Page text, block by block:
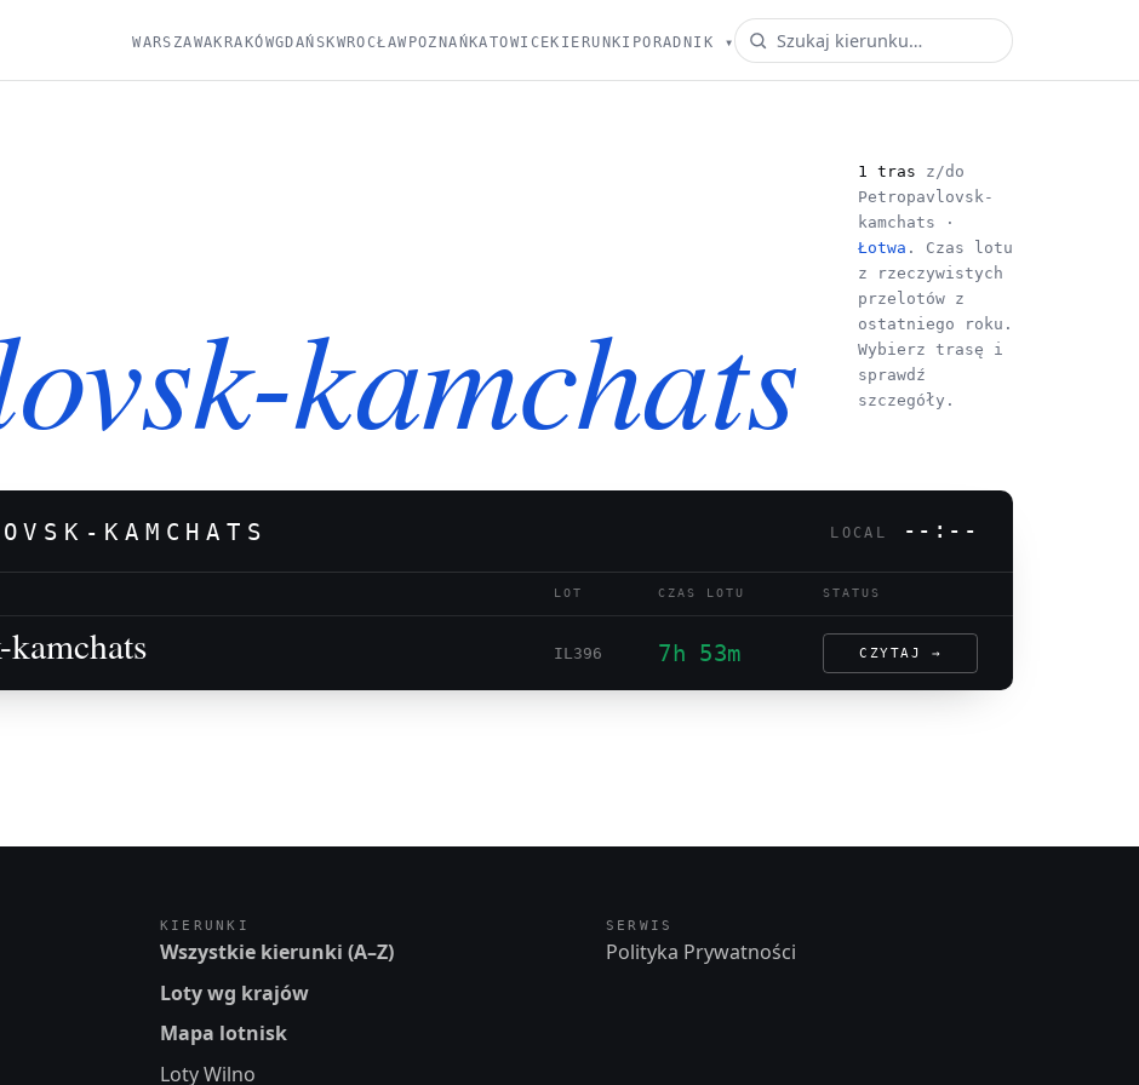
WARSZAWAKRAKÓWGDAŃSKWROCŁAW POZNAŃKATOWICEKIERUNKI PORADNIK ▾
kamchats
1 tras z/do
Petropavlovsk-
kamchats ·
Łotwa . Czas lotu
z rzeczywistych
przelotów z
ostatniego roku.
Wybierz trasę i
sprawdź
szczegóły.
KAMCHATS LOCAL --:--
LOT CZAS LOTU STATUS
IL396 7h 53m CZYTAJ →
KIERUNKI
Wszystkie kierunki (A–Z)
Loty wg krajów
Mapa lotnisk
Loty Wilno
SERWIS
Polityka Prywatności